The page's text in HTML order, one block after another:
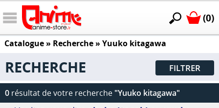
(0)
Catalogue» Recherche » Yuuko kitagawa
RECHERCHE FILTRER
0 résultat de votre recherche "Yuuko kitagawa"